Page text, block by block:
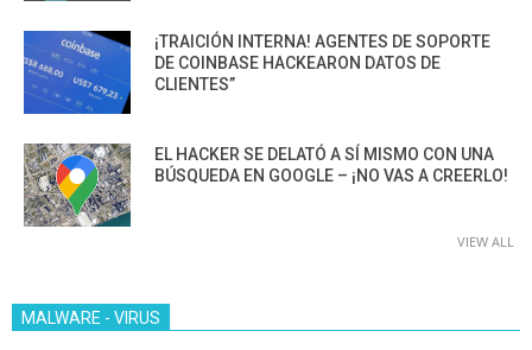
¡TRAICIÓN INTERNA! AGENTES DE SOPORTE
DE COINBASE HACKEARON DATOS DE
CLIENTES”
EL HACKER SE DELATÓ A SÍ MISMO CON UNA
BÚSQUEDA EN GOOGLE – ¡NO VAS A CREERLO!
VIEW ALL
MALWARE - VIRUS